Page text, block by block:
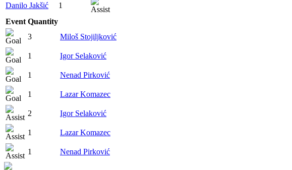
Danilo Jakšić
1
Event Quantity
3
Miloš Stojiljković
1 Igor Selaković
1 Nenad Pirković
1 Lazar Komazec
2 Igor Selaković
1 Lazar Komazec
1 Nenad Pirković